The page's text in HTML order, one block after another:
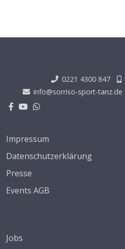
0221 4300 847
info@sorriso-sport-tanz.de
Impressum
Datenschutzerklärung
Presse
Events AGB
Jobs